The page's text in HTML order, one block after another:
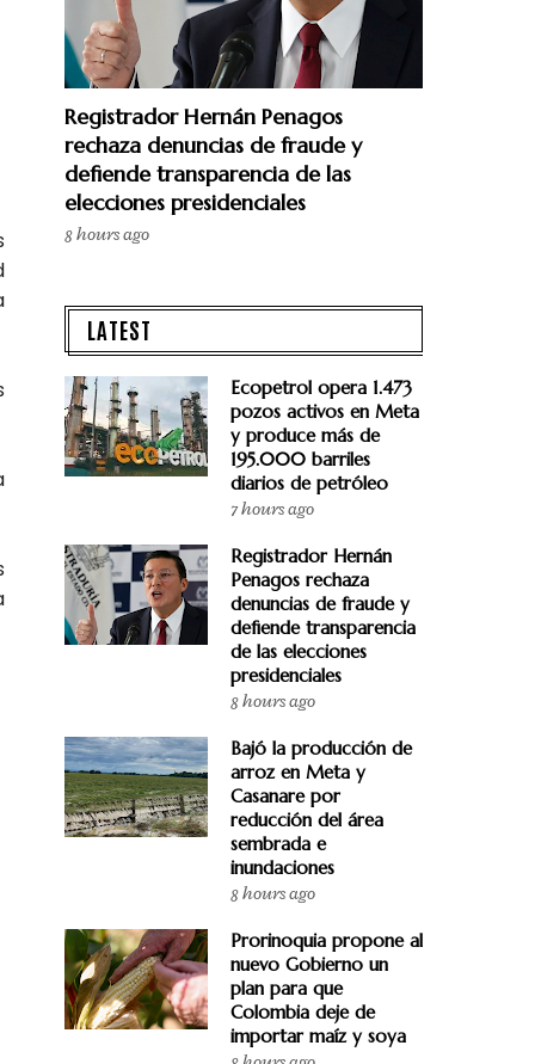
Registrador Hernán Penagos
rechaza denuncias de fraude y
defiende transparencia de las
elecciones presidenciales
8 hours ago
LATEST
Ecopetrol opera 1.473
pozos activos en Meta
y produce más de
195.000 barriles
diarios de petróleo
7 hours ago
Registrador Hernán
Penagos rechaza
denuncias de fraude y
defiende transparencia
de las elecciones
presidenciales
8 hours ago
Bajó la producción de
arroz en Meta y
Casanare por
reducción del área
sembrada e
inundaciones
8 hours ago
Prorinoquia propone al
nuevo Gobierno un
plan para que
Colombia deje de
importar maíz y soya